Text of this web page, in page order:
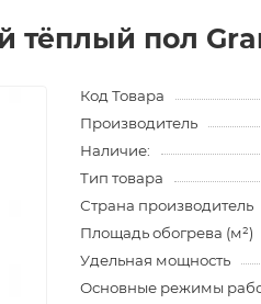
тёплый пол
Код Товара
Производитель
Наличие:
Тип товара
Страна производитель
Площадь обогрева (м²)
Удельная мощность
Основные режимы